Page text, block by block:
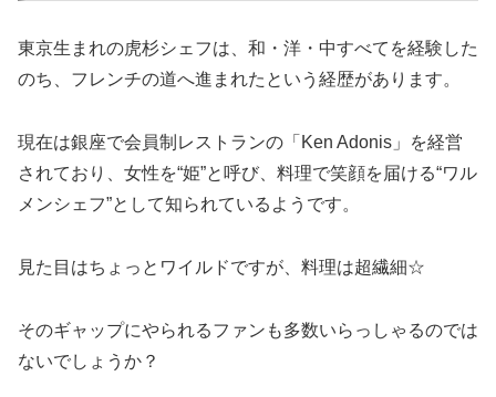
東京生まれの虎杉シェフは、和・洋・中すべてを経験した
のち、フレンチの道へ進まれたという経歴があります。
現在は銀座で会員制レストランの「Ken Adonis」を経営
されており、女性を“姫”と呼び、料理で笑顔を届ける“ワル
メンシェフ”として知られているようです。
見た目はちょっとワイルドですが、料理は超繊細☆
そのギャップにやられるファンも多数いらっしゃるのでは
ないでしょうか？